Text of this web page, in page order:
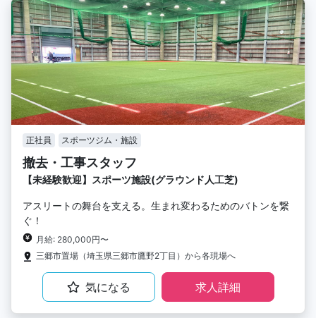
正社員 スポーツジム・施設
撤去・工事スタッフ
【未経験歓迎】スポーツ施設(グラウンド人工芝)
アスリートの舞台を支える。生まれ変わるためのバトンを繋
ぐ！
月給: 280,000円〜
三郷市置場（埼玉県三郷市鷹野2丁目）から各現場へ
気になる 求人詳細